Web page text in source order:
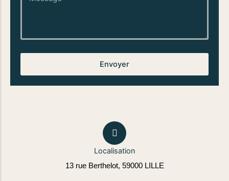
Localisation
13 rue Berthelot, 59000 LILLE
Envoyer